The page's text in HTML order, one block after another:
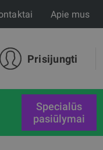
Apie mus
Prisijungti
specialūs
pasiūlymai